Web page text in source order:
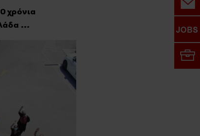
Κωδικός
χρόνια
...